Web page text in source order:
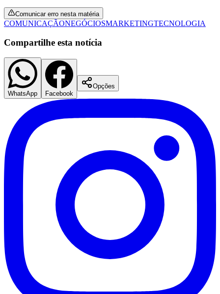
Fluminense
Comunicar erro nesta matéria
COMUNICAÇÃONEGÓCIOSMARKETINGTECNOLOGIA
Compartilhe esta notícia
WhatsApp Facebook
Opções